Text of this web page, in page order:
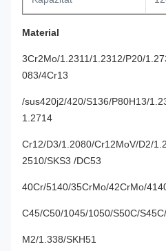
Material
3Cr2Mo/1.2311/1.2312/P20/
083/4Cr13
/sus420j2/420/S136/P80H13/
1.2714
Cr12/D3/1.2080/Cr12MoV/D2/
2510/SKS3 /DC53
40Cr/5140/35CrMo/42CrMo/
C45/C50/1045/1050/S50C/
M2/1.338/SKH51